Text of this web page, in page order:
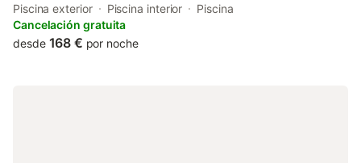
guests with Nintendo Wii. The accommodation features spa
facilities, free WiFi throughout the property and family rooms.
Piscina exterior Piscina interior
Piscina
Cancelación gratuita
desde 168 € por noche